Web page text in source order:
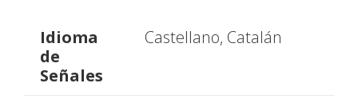
Idioma
de
Señales
Castellano, Catalán